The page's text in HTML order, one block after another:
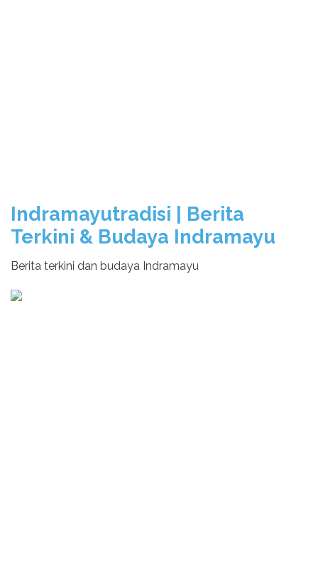
Indramayutradisi | Berita
Terkini & Budaya Indramayu
Berita terkini dan budaya Indramayu